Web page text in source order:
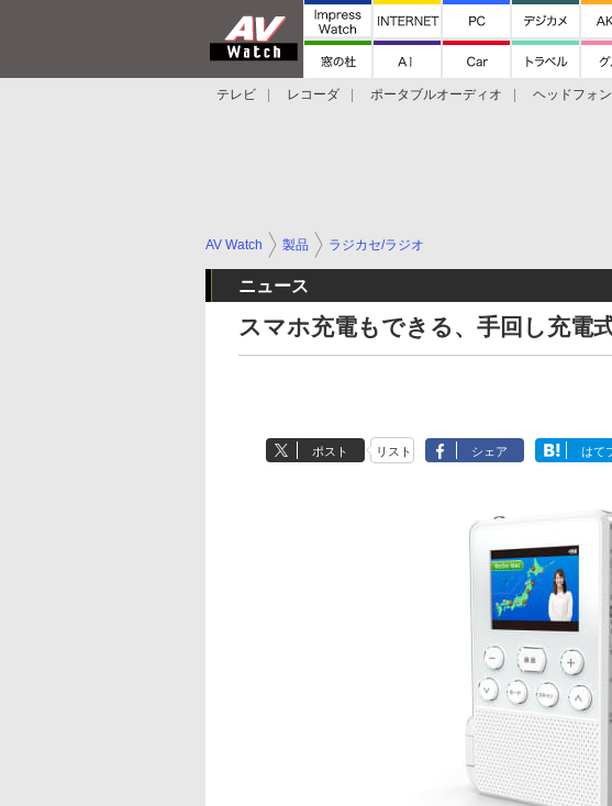
テレビ レコーダ ポータブルオーディオ ヘッドフォン
AV Watch 製品 ラジカセ/ラジオ
ニュース
スマホ充電もできる、手回し充電
ポスト リスト シェア はて